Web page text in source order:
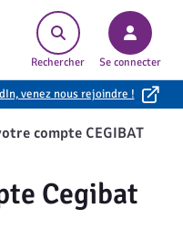
Rechercher Se connecter
venez nous rejoindre !
compte CEGIBAT
Cegibat